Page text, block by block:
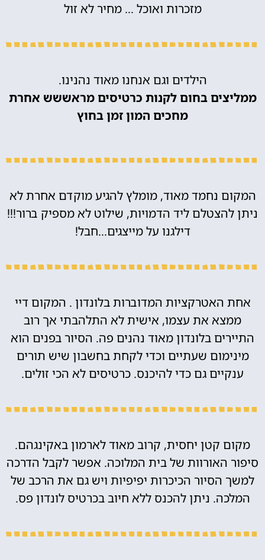
מזכרות ואוכל … מחיר לא זול
הילדים וגם אנחנו מאוד נהנינו.
ממליצים בחום לקנות כרטיסים מראששש אחרת
מחכים המון זמן בחוץ
המקום נחמד מאוד, מומלץ להגיע מוקדם אחרת לא
ניתן להצטלם ליד הדמויות, שילוט לא מספיק ברור!!!
דילגנו על מייצגים…חבל!
אחת האטרקציות המדוברות בלונדון . המקום דיי
ממצא את עצמו, אישית לא התלהבתי אך רוב
התיירים בלונדון מאוד נהנים פה. הסיור בפנים הוא
מינימום שעתיים וכדי לקחת בחשבון שיש תורים
ענקיים גם כדי להיכנס. כרטיסים לא הכי זולים.
מקום קטן יחסית, קרוב מאוד לארמון באקינגהם.
סיפור האורוות של בית המלוכה. אפשר לקבל הדרכה
למשך הסיור הכיכרות יפיפיות ויש גם את הרכב של
המלכה. ניתן להכנס ללא חיוב בכרטיס לונדון פס.